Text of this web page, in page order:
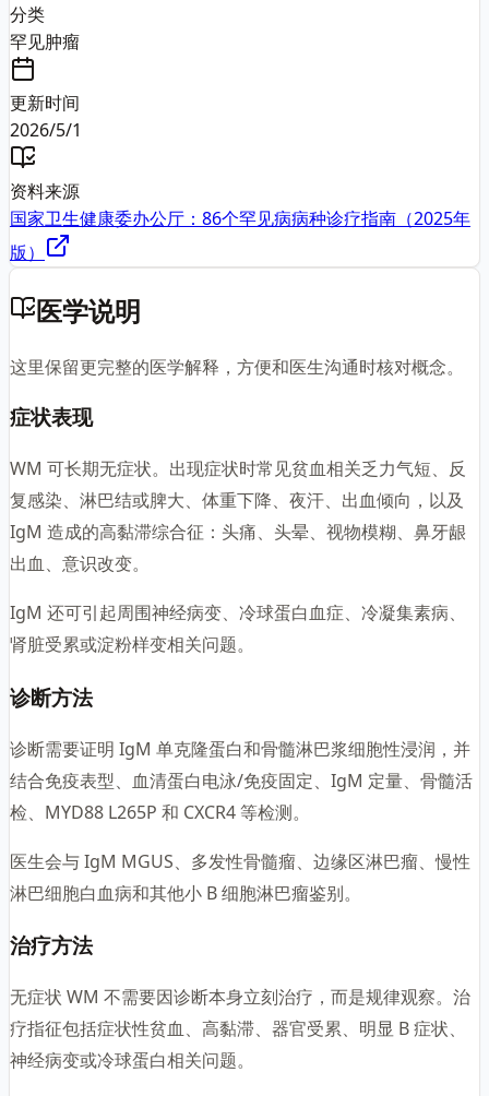
分类
罕见肿瘤
更新时间
2026/5/1
资料来源
国家卫生健康委办公厅：86个罕见病病种诊疗指南（2025年
版）
医学说明
这里保留更完整的医学解释，方便和医生沟通时核对概念。
症状表现
WM 可长期无症状。出现症状时常见贫血相关乏力气短、反
复感染、淋巴结或脾大、体重下降、夜汗、出血倾向，以及
IgM 造成的高黏滞综合征：头痛、头晕、视物模糊、鼻牙龈
出血、意识改变。
IgM 还可引起周围神经病变、冷球蛋白血症、冷凝集素病、
肾脏受累或淀粉样变相关问题。
诊断方法
诊断需要证明 IgM 单克隆蛋白和骨髓淋巴浆细胞性浸润，并
结合免疫表型、血清蛋白电泳/免疫固定、IgM 定量、骨髓活
检、MYD88 L265P 和 CXCR4 等检测。
医生会与 IgM MGUS、多发性骨髓瘤、边缘区淋巴瘤、慢性
淋巴细胞白血病和其他小 B 细胞淋巴瘤鉴别。
治疗方法
无症状 WM 不需要因诊断本身立刻治疗，而是规律观察。治
疗指征包括症状性贫血、高黏滞、器官受累、明显 B 症状、
神经病变或冷球蛋白相关问题。